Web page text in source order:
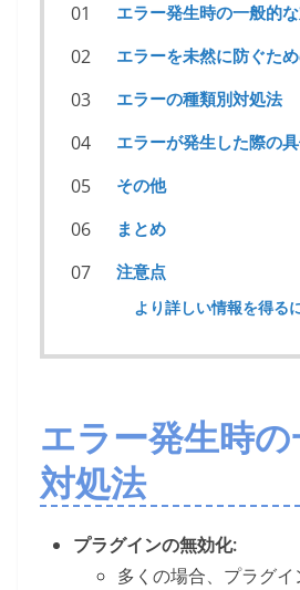
エラー発生時の一般的
エラーを未然に防ぐた
エラーの種類別対処法
エラーが発生した際の
その他
まとめ
注意点
より詳しい情報を得る
エラー発生時
対処法
プラグインの無効化:
多くの場合、プラグ